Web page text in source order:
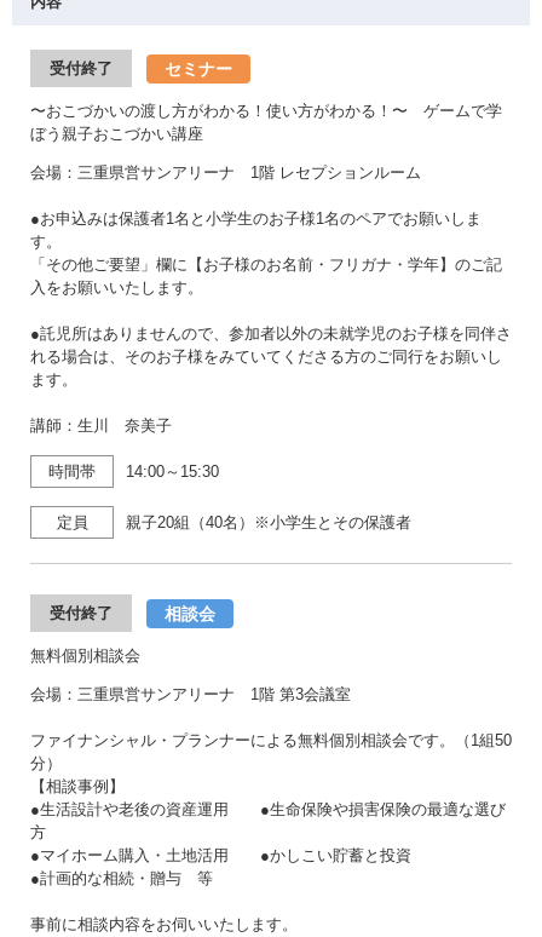
受付終了 セミナー
〜おこづかいの渡し方がわかる！使い方がわかる！〜 ゲームで学
ぼう親子おこづかい講座
会場：三重県営サンアリーナ 1階 レセプションルーム
●お申込みは保護者1名と小学生のお子様1名のペアでお願いしま
す。
「その他ご要望」欄に【お子様のお名前・フリガナ・学年】のご記
入をお願いいたします。
●託児所はありませんので、参加者以外の未就学児のお子様を同伴さ
れる場合は、そのお子様をみていてくださる方のご同行をお願いし
ます。
講師：生川 奈美子
時間帯 14:00～15:30
定員 親子20組（40名）※小学生とその保護者
受付終了 相談会
無料個別相談会
会場：三重県営サンアリーナ 1階 第3会議室
ファイナンシャル・プランナーによる無料個別相談会です。（1組50
分）
【相談事例】
●生活設計や老後の資産運用 ●生命保険や損害保険の最適な選び
方
●マイホーム購入・土地活用 ●かしこい貯蓄と投資
●計画的な相続・贈与 等
事前に相談内容をお伺いいたします。